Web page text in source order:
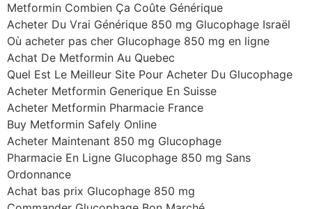
Metformin Combien Ça Coûte Générique
Acheter Du Vrai Générique 850 mg Glucophage Israël
Où acheter pas cher Glucophage 850 mg en ligne
Achat De Metformin Au Quebec
Quel Est Le Meilleur Site Pour Acheter Du Glucophage
Acheter Metformin Generique En Suisse
Acheter Metformin Pharmacie France
Buy Metformin Safely Online
Acheter Maintenant 850 mg Glucophage
Pharmacie En Ligne Glucophage 850 mg Sans
Ordonnance
Achat bas prix Glucophage 850 mg